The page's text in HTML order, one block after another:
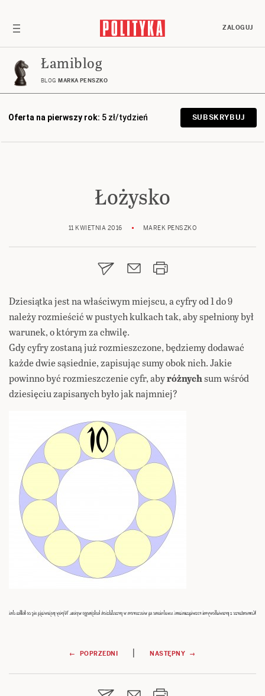
ZALOGUJ
Łamiblog
BLOG MARKA PENSZKO
Oferta na pierwszy rok: 5 zł/tydzień SUBSKRYBUJ
Łożysko
11 KWIETNIA 2016 MAREK PENSZKO
Dziesiątka jest na właściwym miejscu, a cyfry od 1 do 9
należy rozmieścić w pustych kulkach tak, aby spełniony był
warunek, o którym za chwilę.
Gdy cyfry zostaną już rozmieszczone, będziemy dodawać
każde dwie sąsiednie, zapisując sumy obok nich. Jakie
powinno być rozmieszczenie cyfr, abyróżnychsum wśród
dziesięciu zapisanych było jak najmniej?
Nawigacja
wpisu
← POPRZEDNI | NASTĘPNY →